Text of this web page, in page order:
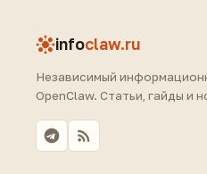
infoclaw.ru
Независимый
OpenClaw. Статьи, гайды и